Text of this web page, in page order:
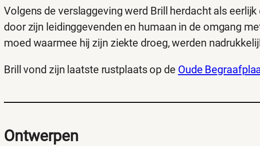
Volgens de verslaggeving werd Brill herdacht als
door zijn leidinggevenden en humaan in de omgang
moed waarmee hij zijn ziekte droeg, werden
Brill vond zijn laatste rustplaats op de Oude
Ontwerpen